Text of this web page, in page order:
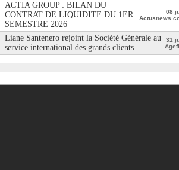
ACTIA GROUP : BILAN DU
CONTRAT DE LIQUIDITE DU 1ER
SEMESTRE 2026
08
Liane Santenero rejoint la Société Générale au
service international des grands clients
31